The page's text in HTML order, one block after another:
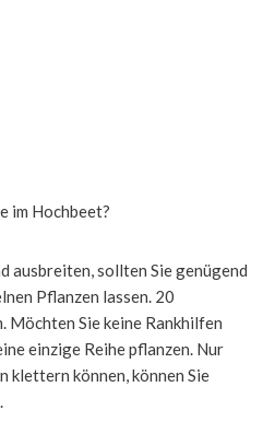
im Hochbeet?
ausbreiten, sollten Sie genügend
Pflanzen lassen. 20
Möchten Sie keine Rankhilfen
einzige Reihe pflanzen. Nur
klettern können, können Sie